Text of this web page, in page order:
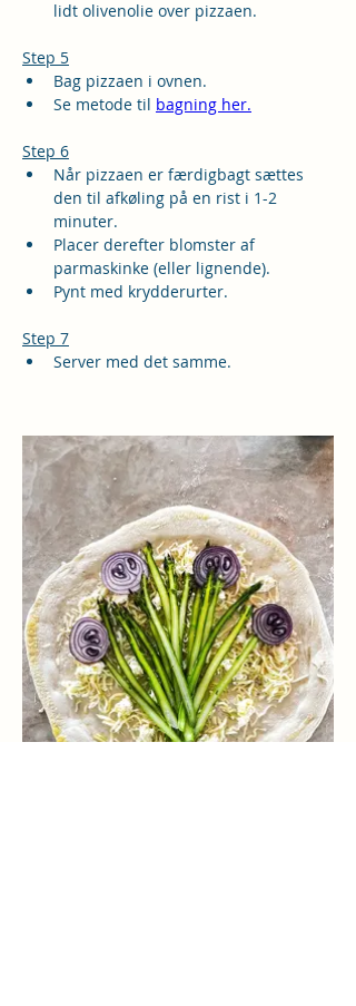
lidt olivenolie over pizzaen.
Step 5
Bag pizzaen i ovnen.
Se metode til bagning her.
Step 6
Når pizzaen er færdigbagt sættes
den til afkøling på en rist i 1-2
minuter.
Placer derefter blomster af
parmaskinke (eller lignende).
Pynt med krydderurter.
Step 7
Server med det samme.